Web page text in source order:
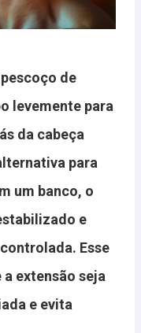
de
levemente para
da cabeça
para
um banco, o
e
Esse
extensão seja
e evita